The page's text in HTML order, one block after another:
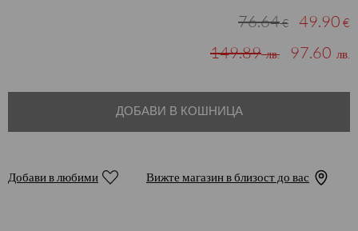
76.64€ 49.90 €
149.89лв. 97.60 лв.
ДОБАВИ В КОШНИЦА
Добави в любими Вижте магазин в близост до вас